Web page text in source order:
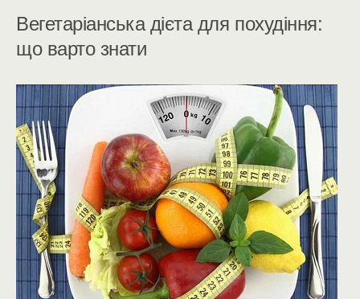
Вегетаріанська дієта для похудіння:
що варто знати